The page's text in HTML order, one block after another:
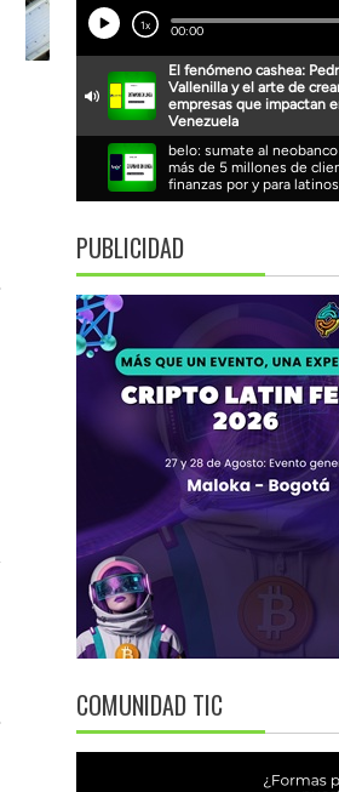
PUBLICIDAD
COMUNIDAD TIC